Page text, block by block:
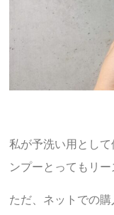
私が予洗い用とし
ンプーとってもリー
ただ、ネットでの